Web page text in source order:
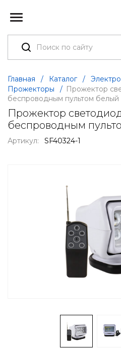
Главная / Каталог /
Прожекторы
/ Прожектор
беспроводным пультом белый
Прожектор
беспроводным
Артикул: SF40324-1